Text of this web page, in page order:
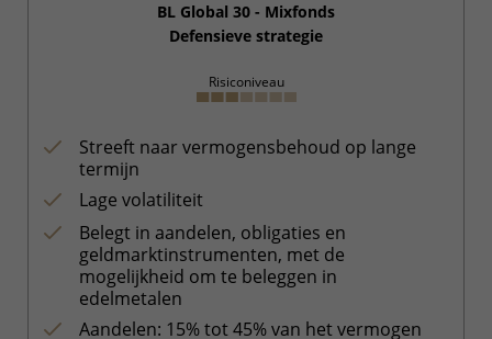
BL Global 30 - Mixfonds
Defensieve strategie
Risiconiveau
Streeft naar vermogensbehoud op lange
termijn
Lage volatiliteit
Belegt in aandelen, obligaties en
geldmarktinstrumenten, met de
mogelijkheid om te beleggen in
edelmetalen
Aandelen: 15% tot 45% van het vermogen